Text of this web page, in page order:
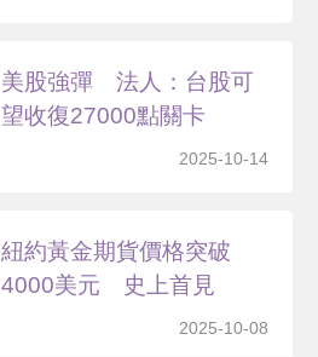
美股強彈 法人：台股可
望收復27000點關卡
2025-10-14
紐約黃金期貨價格突破
4000美元 史上首見
2025-10-08